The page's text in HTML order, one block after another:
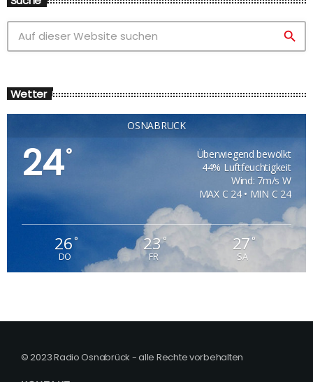
search
Wetter
OSNABRÜCK
24°
Überwiegend bewölkt
44% Luftfeuchtigkeit
Wind: 7m/s W
MAX C 24 • MIN C 24
26°
DO
23°
FR
27°
SA
© 2023 Radio Osnabrück - alle Rechte vorbehalten